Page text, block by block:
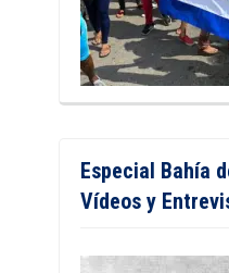
Especial Bahía
Vídeos y